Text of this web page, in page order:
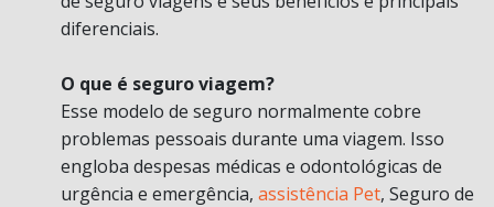
diferenciais.
O que é seguro viagem?
Esse modelo de seguro normalmente cobre
problemas pessoais durante uma viagem. Isso
engloba despesas médicas e odontológicas de
urgência e emergência, assistência Pet, Seguro de